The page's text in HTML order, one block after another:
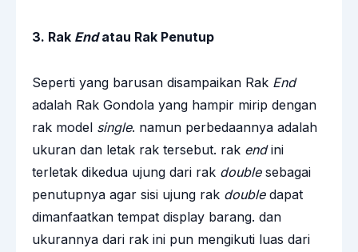
3. Rak Endatau Rak Penutup
Seperti yang barusan disampaikan Rak End
adalah Rak Gondola yang hampir mirip dengan
rak model single. namun perbedaannya adalah
ukuran dan letak rak tersebut. rak endini
terletak dikedua ujung dari rak doublesebagai
penutupnya agar sisi ujung rak doubledapat
dimanfaatkan tempat display barang. dan
ukurannya dari rak ini pun mengikuti luas dari